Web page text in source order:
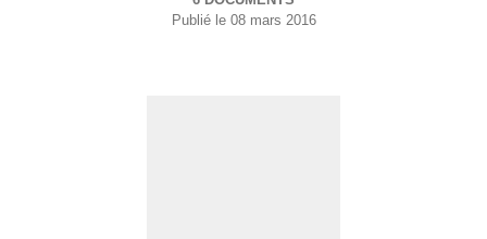
Publié le08 mars 2016